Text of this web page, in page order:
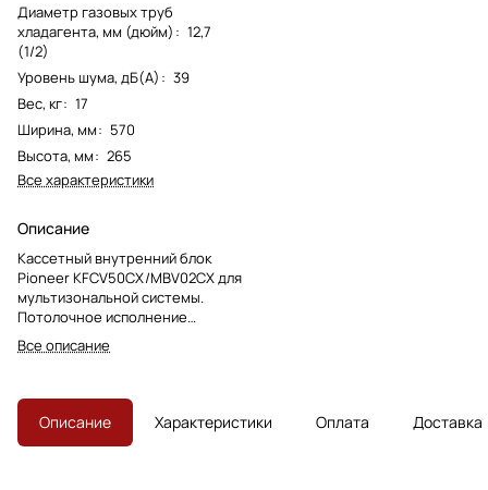
Диаметр газовых труб
хладагента, мм (дюйм) : 12,7
(1/2)
Уровень шума, дБ(А) : 39
Вес, кг: 17
Ширина, мм: 570
Высота, мм: 265
Все характеристики
Описание
Кассетный внутренний блок
Pioneer KFCV50CX/MBV02CX для
мультизональной системы.
Потолочное исполнение
подходит для помещений, где
важно скрытое размещение и
Все описание
Описание Характеристики Оплата Доставка